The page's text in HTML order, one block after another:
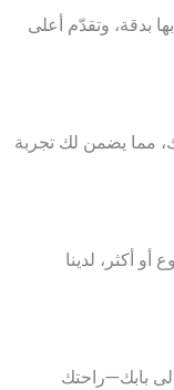
بدقة، وتقدّم أعلى
مما يضمن لك تجربة
أكثر، لدينا
بابك—راحتك